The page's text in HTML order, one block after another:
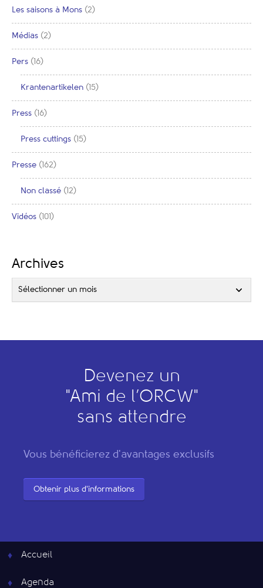
Les saisons à Mons (2)
Médias (2)
Pers (16)
Krantenartikelen (15)
Press (16)
Press cuttings (15)
Presse (162)
Non classé (12)
Vidéos (101)
Archives
Sélectionner un mois
Devenez un
"Ami de l’ORCW"
sans attendre
Vous bénéficierez d'avantages exclusifs
Obtenir plus d'informations
Accueil
Agenda